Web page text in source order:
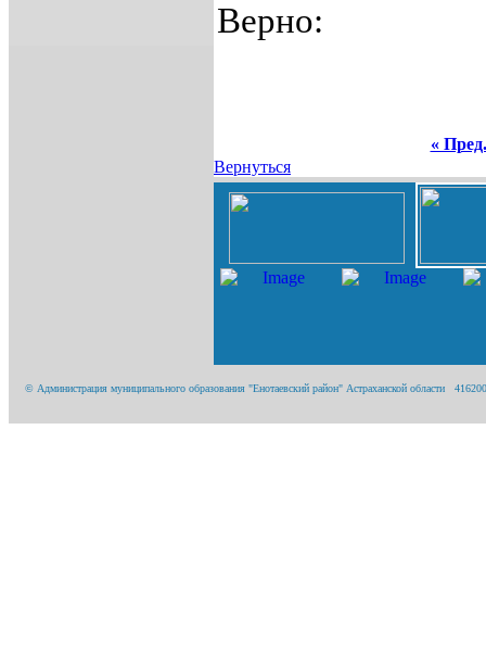
Верно:
« Пред.
Вернуться
© Администрация муниципального образования "Енотаевский район" Астраханской области